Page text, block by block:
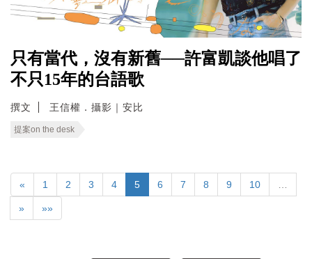
只有當代，沒有新舊──許富凱談他唱了
不只15年的台語歌
撰文 王信權．攝影｜安比
提案on the desk
« 1 2 3 4 5 6 7 8 9 10
» »»